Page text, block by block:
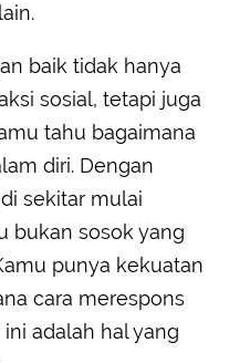
baik tidak hanya
sosial, tetapi juga
tahu bagaimana
diri. Dengan
sekitar mulai
bukan sosok yang
punya kekuatan
cara merespons
adalah hal yang